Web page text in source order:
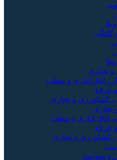
تجاری
، اتاق اداری و مطب
غرفه
کشاورزی و تجاری
تجاری
اتاق اداری و مطب
غرفه
کشاورزی و تجاری
و سوئیت